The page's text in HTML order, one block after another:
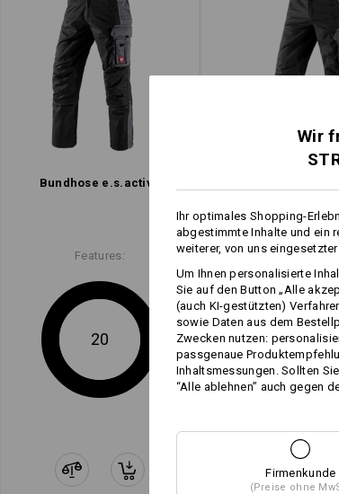
Bundhose e.s.​active
Features:
20
Gleiche
20
Wir
Ihr optimales Shopping-
abgestimmte Inhalte und ein
weiterer, von uns eingesetzter
Um Ihnen personalisierte
Sie auf den Button „Alle
(auch KI-gestützten)
sowie Daten aus dem
Zwecken nutzen:
passgenaue
Inhaltsmessungen. Sollten
“Alle ablehnen” auch gegen
Firmenkunde
(Preise ohne